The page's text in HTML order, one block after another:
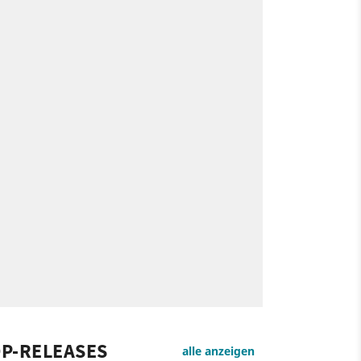
RELEASES alle anzeigen